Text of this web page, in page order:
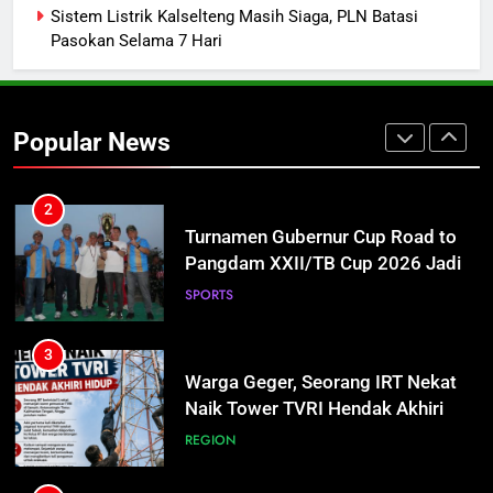
Sistem Listrik Kalselteng Masih Siaga, PLN Batasi
Pasokan Selama 7 Hari
Popular News
100 Hari Pertama
REGION
Turnamen Gubernur Cup Road to
Pangdam XXII/TB Cup 2026 Jadi
Wadah Kembangkan Talenta Muda
3
Warga Geger, Seorang IRT Nekat
Naik Tower TVRI Hendak Akhiri
Hidup
REGION
4
Insiden Konsumen di SPBU
Pangkalan Bun Ditangani Cepat,
Pertamina Pastikan Pelayanan
ECONOMY